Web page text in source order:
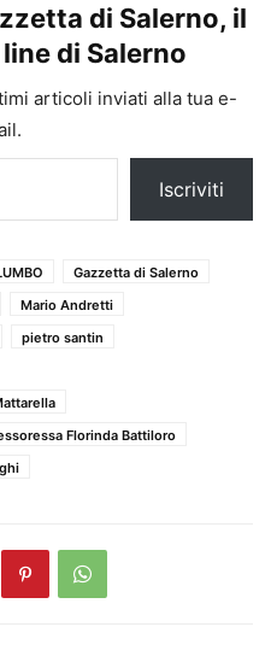
di Salerno, il
di Salerno
articoli inviati alla tua e-
Iscriviti
Gazzetta di Salerno
Mario Andretti
pietro santin
Florinda Battiloro